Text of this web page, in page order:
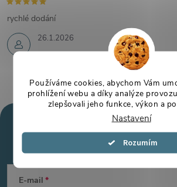
Používáme cookies, abychom Vám
prohlížení webu a díky analýze
zlepšovali jeho funkce, výkon a
Nastavení
Souhlasím
26.1.2026
rychlé dodání
Mějte přehled o
a slevách
E-mail